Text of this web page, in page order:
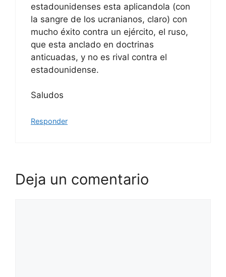
estadounidenses esta aplicandola (con
la sangre de los ucranianos, claro) con
mucho éxito contra un ejército, el ruso,
que esta anclado en doctrinas
anticuadas, y no es rival contra el
estadounidense.
Saludos
Responder
Deja un comentario